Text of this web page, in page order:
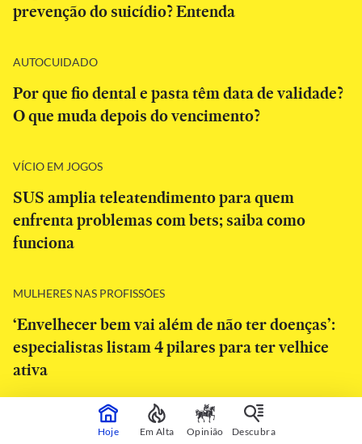
prevenção do suicídio? Entenda
AUTOCUIDADO
Por que fio dental e pasta têm data de validade?
O que muda depois do vencimento?
VÍCIO EM JOGOS
SUS amplia teleatendimento para quem
enfrenta problemas com bets; saiba como
funciona
MULHERES NAS PROFISSÕES
‘Envelhecer bem vai além de não ter doenças’:
especialistas listam 4 pilares para ter velhice
ativa
Hoje Em Alta Opinião Descubra